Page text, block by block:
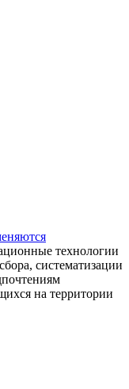
технологии
систематизации
на территории